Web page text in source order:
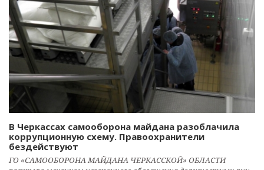
В Черкассах самооборона майдана разоблачила
коррупционную схему. Правоохранители
бездействуют
ГО «САМООБОРОНА МАЙДАНА ЧЕРКАССКОЙ» ОБЛАСТИ